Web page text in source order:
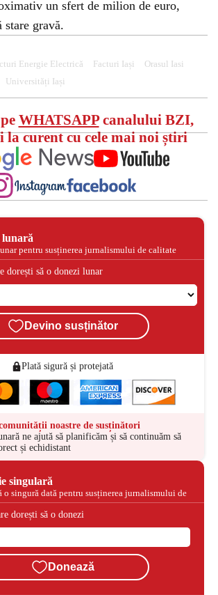
un sfert de milion de euro,
stare gravă.
Energie Electrică Facturi Iași
Orasul Iasi
Universități Iași
WHATSAPPcanalului BZI,
la curent cu cele mai noi știri
lunară
pentru susținerea jurnalismului de calitate
dorești să o donezi lunar
Devino susținător
Plată sigură și protejată
noastre de susținători
ne ajută să planificăm și să continuăm să
și echidistant
singulară
o singură dată pentru susținerea jurnalismului de
dorești să o donezi
Donează